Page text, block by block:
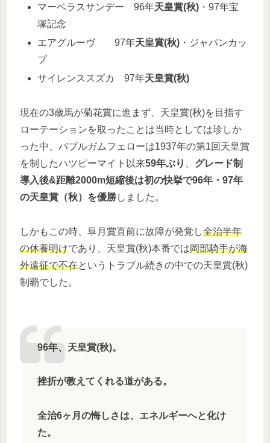
マーベラスサンデー 96年天皇賞(秋) ・97年宝
塚記念
エアグルーヴ 97年天皇賞(秋) ・ジャパンカッ
プ
サイレンススズカ 97年天皇賞(秋)
現在の3歳馬が菊花賞に進まず、天皇賞(秋)を目指す
ローテーションを取ったことは当時としては珍しか
った中、バブルガムフェローは1937年の第1回天皇賞
を制したハツピーマイト以来59年ぶり
グレード制
導入後&距離2000m短縮後は初の快挙で96年・97年
の天皇賞（秋）を優勝しました。
しかもこの時、皐月賞直前に故障が発覚し全治半年
の休養明けであり、天皇賞(秋)本番では岡部騎手が海
外遠征で不在というトラブル続きの中での天皇賞(秋)
制覇でした。
96年、天皇賞(秋)。
挫折が教えてくれる道がある。
全治6ヶ月の悔しさは、エネルギーへと化け
た。